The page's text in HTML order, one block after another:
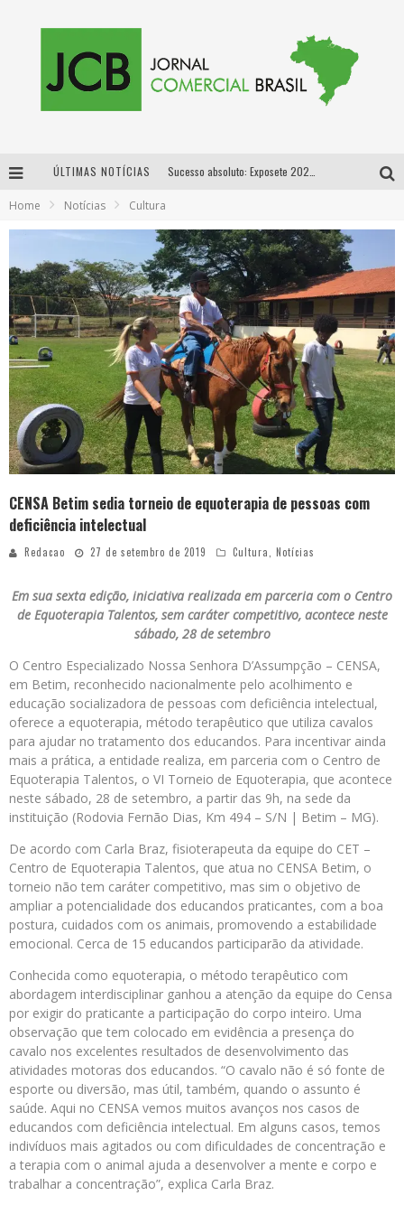
ÚLTIMAS NOTÍCIAS
Designer mineira lança jogo educativo sobre coleta seletiva na maior feira de jogos de tabuleiro da América Latina
Proibida anuncia retorno da Puro Malte Extra e consolida trajetória de democratização cervejeira no Brasil
Home Notícias Cultura
CENSA Betim sedia torneio de equoterapia de pessoas com
deficiência intelectual
Redacao 27 de setembro de 2019 Cultura Notícias
Em sua sexta edição, iniciativa realizada em parceria com o Centro
de Equoterapia Talentos, sem caráter competitivo, acontece neste
sábado, 28 de setembro
O Centro Especializado Nossa Senhora D’Assumpção – CENSA,
em Betim, reconhecido nacionalmente pelo acolhimento e
educação socializadora de pessoas com deficiência intelectual,
oferece a equoterapia, método terapêutico que utiliza cavalos
para ajudar no tratamento dos educandos. Para incentivar ainda
mais a prática, a entidade realiza, em parceria com o Centro de
Equoterapia Talentos, o VI Torneio de Equoterapia, que acontece
neste sábado, 28 de setembro, a partir das 9h, na sede da
instituição (Rodovia Fernão Dias, Km 494 – S/N | Betim – MG).
De acordo com Carla Braz, fisioterapeuta da equipe do CET –
Centro de Equoterapia Talentos, que atua no CENSA Betim, o
torneio não tem caráter competitivo, mas sim o objetivo de
ampliar a potencialidade dos educandos praticantes, com a boa
postura, cuidados com os animais, promovendo a estabilidade
emocional. Cerca de 15 educandos participarão da atividade.
Conhecida como equoterapia, o método terapêutico com
abordagem interdisciplinar ganhou a atenção da equipe do Censa
por exigir do praticante a participação do corpo inteiro. Uma
observação que tem colocado em evidência a presença do
cavalo nos excelentes resultados de desenvolvimento das
atividades motoras dos educandos. “O cavalo não é só fonte de
esporte ou diversão, mas útil, também, quando o assunto é
saúde. Aqui no CENSA vemos muitos avanços nos casos de
educandos com deficiência intelectual. Em alguns casos, temos
indivíduos mais agitados ou com dificuldades de concentração e
a terapia com o animal ajuda a desenvolver a mente e corpo e
trabalhar a concentração”, explica Carla Braz.